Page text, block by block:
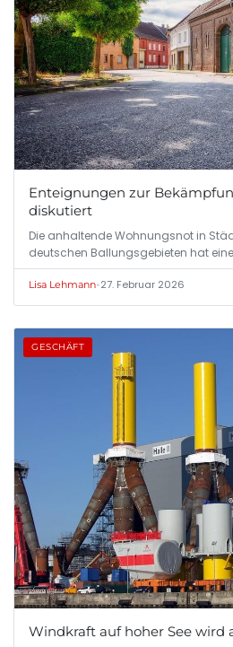
Enteignungen zur
diskutiert
Die anhaltende Wohnungsnot in
deutschen Ballungsgebieten hat
Lisa Lehmann•27. Februar 2026
GESCHÄFT
Windkraft auf hoher See wird